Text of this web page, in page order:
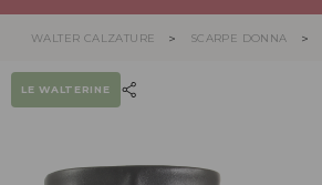
WALTER CALZATURE SCARPE DONNA
LE WALTERINE